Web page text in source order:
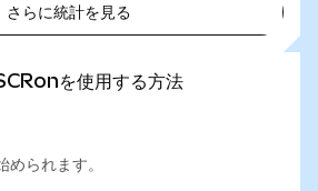
さらに統計を見る
を使用する方法
められます。